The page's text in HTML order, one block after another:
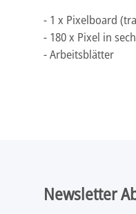
- 1 x Pixelboard
- 180 x Pixel in
- Arbeitsblätter
Newsletter